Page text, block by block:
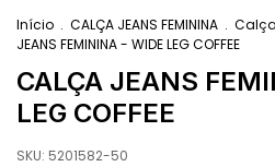
Início . CALÇA JEANS FEMININA .
JEANS FEMININA - WIDE LEG COFFEE
CALÇA JEANS
LEG COFFEE
SKU: 5201582-50